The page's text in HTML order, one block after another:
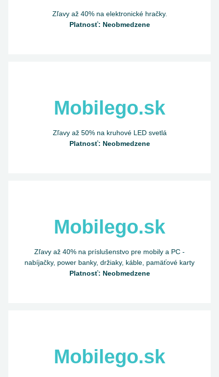
Zľavy až 40% na elektronické hračky.
Platnosť: Neobmedzene
Mobilego.sk
Zľavy až 50% na kruhové LED svetlá
Platnosť: Neobmedzene
Mobilego.sk
Zľavy až 40% na príslušenstvo pre mobily a PC -
nabíjačky, power banky, držiaky, káble, pamäťové karty
Platnosť: Neobmedzene
Mobilego.sk